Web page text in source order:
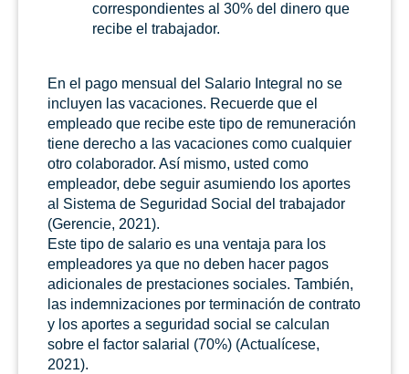
correspondientes al 30% del dinero que
recibe el trabajador.
En el pago mensual del Salario Integral no se
incluyen las vacaciones. Recuerde que el
empleado que recibe este tipo de remuneración
tiene derecho a las vacaciones como cualquier
otro colaborador. Así mismo, usted como
empleador, debe seguir asumiendo los aportes
al Sistema de Seguridad Social del trabajador
(Gerencie, 2021).
Este tipo de salario es una ventaja para los
empleadores ya que no deben hacer pagos
adicionales de prestaciones sociales. También,
las indemnizaciones por terminación de contrato
y los aportes a seguridad social se calculan
sobre el factor salarial (70%) (Actualícese,
2021).